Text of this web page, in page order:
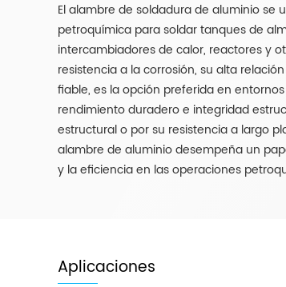
El alambre de soldadura de aluminio se
petroquímica para soldar tanques de
intercambiadores de calor, reactores y
resistencia a la corrosión, su alta
fiable, es la opción preferida en
rendimiento duradero e integridad
estructural o por su resistencia a largo
alambre de aluminio desempeña un
y la eficiencia en las operaciones
Aplicaciones